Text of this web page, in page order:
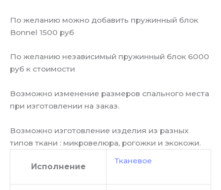
По желанию можно добавить пружинный блок
Bonnel 1500 руб
По желанию независимый пружинный блок 6000
руб к стоимости
Возможно изменение размеров спального места
при изготовлении на заказ.
Возможно изготовление изделия из разных
типов ткани : микровелюра, рогожки и экокожи.
Исполнение
Тканевое